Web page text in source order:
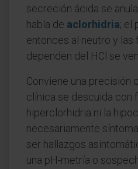
secreción ácida se
habla de aclorhidria; el
entonces al neutro y las
dependen del HCl se
Conviene una precisión
clínica se descuida con
hiperclorhidria ni la
necesariamente
ser hallazgos
una pH-metría o